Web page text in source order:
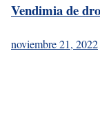
Vendimia de
noviembre 21, 2022